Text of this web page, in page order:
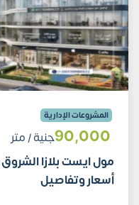
المشروعات الإدارية
90٬000جنية/ متر
أسعار وتفاصيل